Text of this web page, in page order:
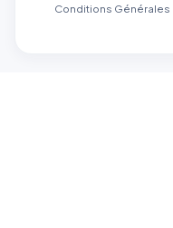
Conditions Générales